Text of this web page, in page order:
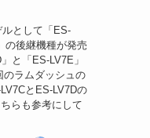
として「ES-
の後継機種が発売
と「ES-LV7E」
のラムダッシュの
とES-LV7Dの
らも参考にして